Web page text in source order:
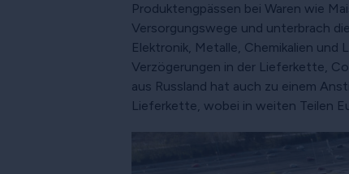
Produktengpässen bei Waren wie
Versorgungswege und unterbrach
Elektronik, Metalle, Chemikalien
Verzögerungen in der Lieferkette,
aus Russland hat auch zu einem
Lieferkette, wobei in weiten Teilen